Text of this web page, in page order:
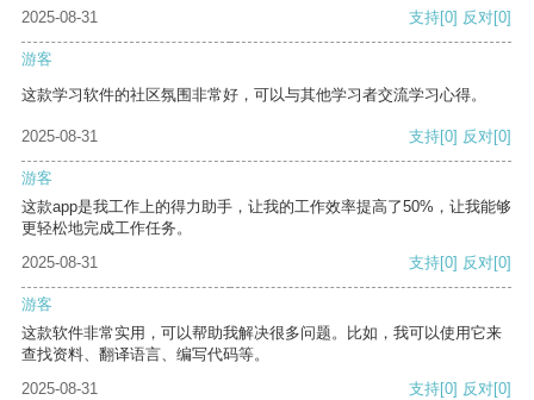
2025-08-31 支持[0] 反对[0]
游客
这款学习软件的社区氛围非常好，可以与其他学习者交流学习心得。
2025-08-31 支持[0] 反对[0]
游客
这款app是我工作上的得力助手，让我的工作效率提高了50%，让我能够
更轻松地完成工作任务。
2025-08-31
支持[0] 反对[0]
游客
这款软件非常实用，可以帮助我解决很多问题。比如，我可以使用它来
查找资料、翻译语言、编写代码等。
2025-08-31
支持[0] 反对[0]